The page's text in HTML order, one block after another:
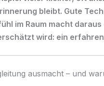
bleibt. Gute
im Raum macht
wird: ein
ausmacht – und